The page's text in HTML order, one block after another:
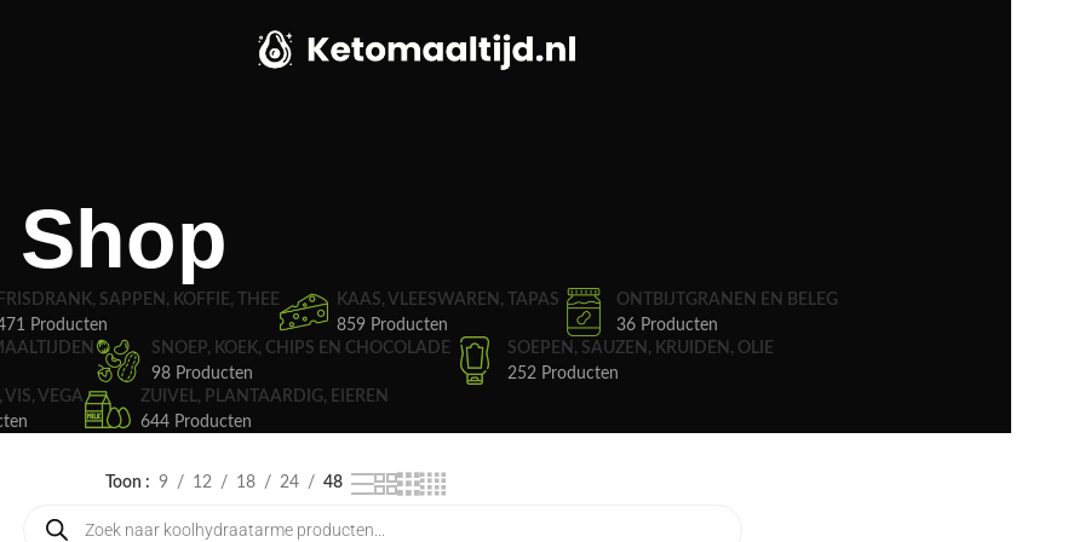
Shop
FRISDRANK, SAPPEN, KOFFIE, THEE
Producten
KAAS, VLEESWAREN, TAPAS
859 Producten
ONTBIJTGRANEN EN BELEG
36 Producten
SNOEP, KOEK, CHIPS EN CHOCOLADE
98 Producten
SOEPEN, SAUZEN, KRUIDEN, OLIE
252 Producten
VIS, VEGA
ZUIVEL, PLANTAARDIG, EIEREN
644 Producten
Toon 9 12 18 24 48